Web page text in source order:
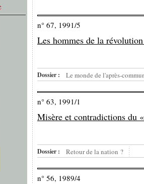
n° 67, 1991/5
Les hommes de la
Dossier : Le monde de l'après-
n° 63, 1991/1
Misère et contradictions du
Dossier : Retour de la nation ?
n° 56, 1989/4